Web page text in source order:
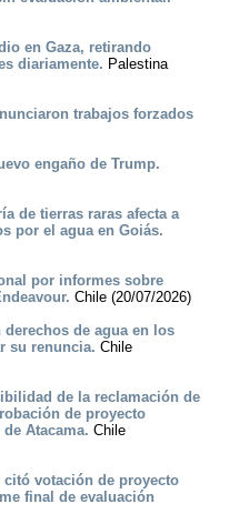
en Gaza, retirando
diariamente. Palestina
trabajos forzados
engaño de Trump.
de tierras raras afecta a
por el agua en Goiás.
por informes sobre
Chile (20/07/2026)
de agua en los
su renuncia. Chile
de la reclamación de
de proyecto
Atacama. Chile
votación de proyecto
final de evaluación